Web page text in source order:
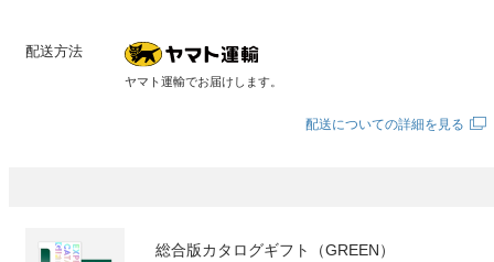
配送方法
ヤマト運輸でお届けします。
配送についての詳細を見る
総合版カタログギフト（GREEN）